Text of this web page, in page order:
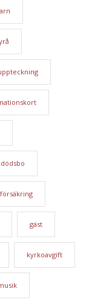
dödsbo
försäkring
gäst
kyrkoavgift